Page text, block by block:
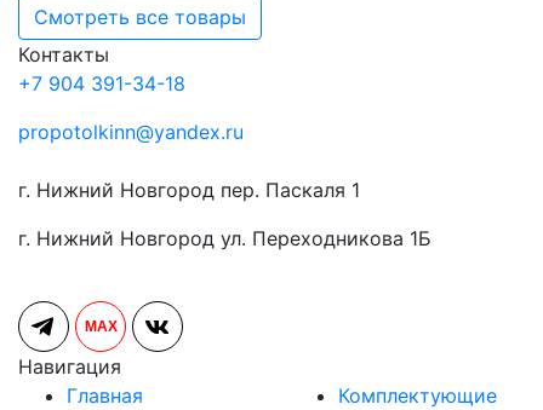
Смотреть все товары
Контакты
+7 904 391-34-18
propotolkinn@yandex.ru
г. Нижний Новгород пер. Паскаля 1
г. Нижний Новгород ул. Переходникова 1Б
MAX
Навигация
Главная
Комплектующие